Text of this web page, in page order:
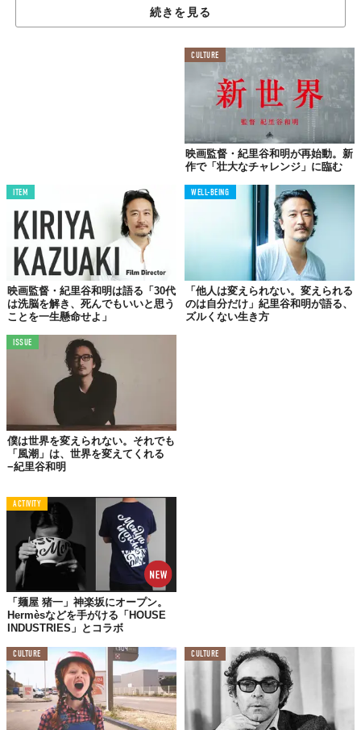
『CASSHERN』『GOEMON』の紀里谷和明監督が完成させた5年
開となった。
「すべての問題の根底には“恐怖”がある」と語る紀里谷氏。死を
も肯定し、達観しているように見えるが、失いたくないものはな
いのか。また、映画を撮り続ける理由とは？
TABI LABO代表の久志尚太郎が、前回に引き続き話を聞いた。
<<前回はこちら>>
ツ州ケンブリッジ高校卒業後、パーソンズ大学にて環境デ
動を開始。数々のアーティストのジャケット撮影やミュー
ジックビデオ、CMの制作を手がける。2004年、映画
『CASSHERN』で監督デビュー。2009年には映画
『GOEMON』を発表。著書に小説『トラとカラスと絢子
の夢』（幻冬舎）がある。2014年4月よりメルマガ
「PASSENGER」発行。最新作のハリウッド映画『ラス
久志 尚太郎
TABI LABO CEO
中学卒業後、単身渡米。16歳で高校を卒業後、起業。911
テロを経験し、アメリカ大陸放浪後日本に帰国。帰国後は
外資系金融企業や米軍基地のITプロジェクトにエンジニア
として参画。19歳でDELL株式会社に入社後、20歳で法人
営業部のトップセールスマンに。21歳から23歳までの2年
間は同社を退職し、世界25カ国のクリエイティブコミュニ
ティをまわる。復職後、25歳で最年少ビジネスマネージャ
て九州宮崎県でソーシャルビジネスに従事。2013年より
東京に拠点を移し、2014年2月22日にTABI LABOをロン
チ。TABI LABOは月間900万以上の読者に読まれるメディ
アに成長。
続きを見る
CULTURE
映画監督・紀里谷和明が再始動。新
作で「壮大なチャレンジ」に臨む
ITEM
映画監督・紀里谷和明は語る「30代
は洗脳を解き、死んでもいいと思う
ことを一生懸命せよ」
WELL-BEING
「他人は変えられない。変えられる
のは自分だけ」紀里谷和明が語る、
ズルくない生き方
ISSUE
僕は世界を変えられない。それでも
「風潮」は、世界を変えてくれる
−紀里谷和明
ACTIVITY
「麺屋 猪一」神楽坂にオープン。
Hermèsなどを手がける「HOUSE
INDUSTRIES」とコラボ
CULTURE CULTURE